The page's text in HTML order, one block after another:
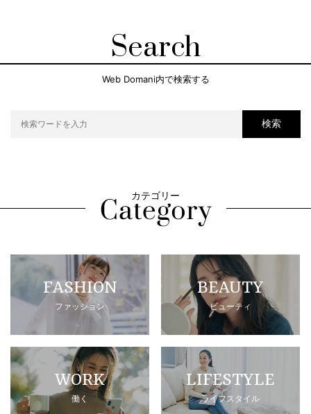
Search
Web Domani内で検索する
検索
カテゴリー
FASHION
ファッション
BEAUTY
ビューティ
WORK
働く
LIFESTYLE
ライフスタイル